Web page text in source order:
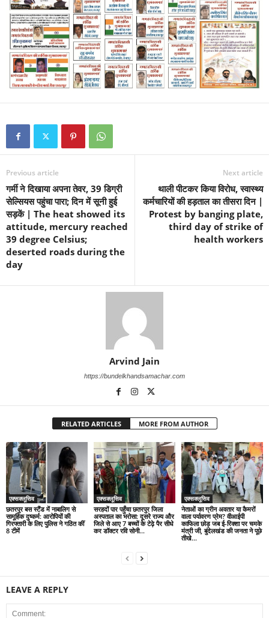
Previous article
गर्मी ने दिखाया अपना तेवर, 39 डिग्री
सेल्सियस पहुंचा पारा; दिन में सूनी हुई
सड़कें | The heat showed its
attitude, mercury reached
39 degree Celsius;
deserted roads during the
day
Next article
थाली पीटकर किया विरोध, स्वास्थ्य
कर्मचारियों की हड़ताल का तीसरा दिन |
Protest by banging plate,
third day of strike of
health workers
Arvind Jain
https://bundelkhandsamachar.com
RELATED ARTICLES MORE FROM AUTHOR
एक्सक्लूसिव
छतरपुर बस स्टैंड में नाबालिग से
सामूहिक दुष्कर्म: आरोपियों की
गिरफ्तारी के लिए पुलिस ने गठित कीं
8 टीमें
एक्सक्लूसिव
सरहदों पार पहुँचा छतरपुर जिला
अस्पताल का भरोसा: दूसरे राज्य और
जिले से आए 7 बच्चों के टेढ़े पैर सीधे
कर डॉक्टर रवि सोनी...
एक्सक्लूसिव
नेताओं का ग्रीन अवतार या कैमरों
वाला पर्यावरण प्रेम? वीआईपी
काफिला छोड़ जब ई-रिक्शा पर चमके
मंत्री जी, बुंदेलखंड की जनता ने पूछे
तीखे...
LEAVE A REPLY